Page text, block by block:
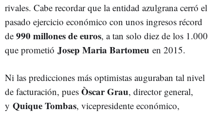
rivales. Cabe recordar que la entidad azulgrana cerró el
pasado ejercicio económico con unos ingresos récord
de 990 millones de euros, a tan solo diez de los 1.000
que prometió Josep Maria Bartomeu en 2015.
Ni las predicciones más optimistas auguraban tal nivel
de facturación, pues Òscar Grau, director general,
y Quique Tombas, vicepresidente económico,